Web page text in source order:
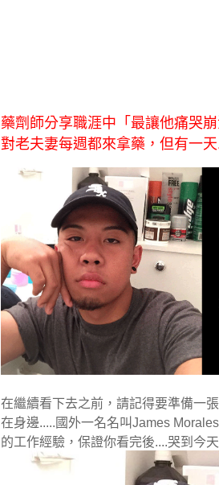
藥劑師分享職涯中「最讓他痛哭
對老夫妻每週都來拿藥，但有一
在繼續看下去之前，請記得要準備一
在身邊.....國外一名名叫James
的工作經驗，保證你看完後....哭到今